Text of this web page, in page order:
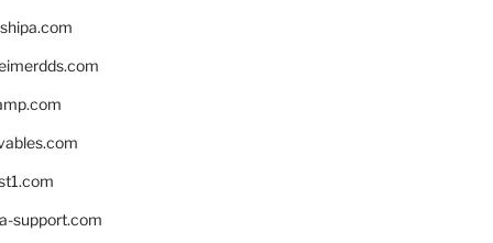
support.com